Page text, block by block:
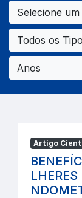
Selecione
Todos os
Anos
Artigo